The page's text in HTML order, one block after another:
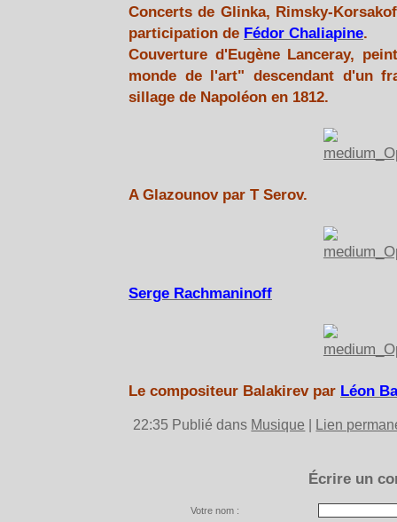
Concerts de Glinka, Rimsky-
participation de Fédor Chaliapine.
Couverture d'Eugène Lanceray,
monde de l'art" descendant d'un
sillage de Napoléon en 1812.
A Glazounov par T Serov.
Serge Rachmaninoff
Le compositeur Balakirev par Léon
22:35 Publié dans Musique Lien
Écrire un
Votre nom :